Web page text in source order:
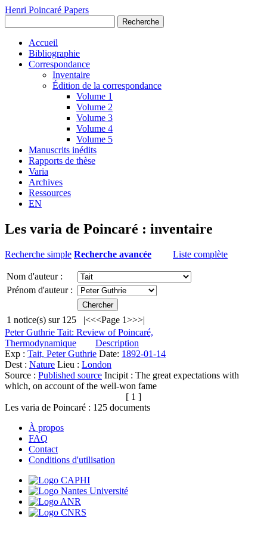
Henri Poincaré Papers
Recherche
Accueil
Bibliographie
Correspondance
Inventaire
Édition de la correspondance
Volume 1
Volume 2
Volume 3
Volume 4
Volume 5
Manuscrits inédits
Rapports de thèse
Varia
Archives
Ressources
EN
Les varia de Poincaré : inventaire
Recherche simple Recherche avancée Liste complète
Nom d'auteur :
Prénom d'auteur :
1 notice(s) sur 125 |<<<Page 1>>>|
Peter Guthrie Tait: Review of Poincaré,
Thermodynamique
Description
Exp : Tait, Peter Guthrie Date: 1892-01-14
Dest : Nature Lieu : London
Source : Published source Incipit : The great expectations with
which, on account of the well-won fame
[ 1 ]
Les varia de Poincaré : 125 documents
À propos
FAQ
Contact
Conditions d'utilisation